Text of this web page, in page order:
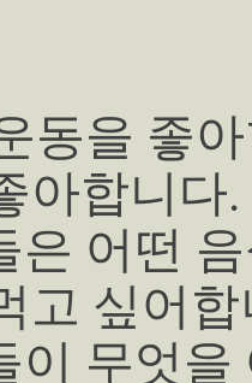
동을 좋
아합니다.
은 어떤
고 싶어
이 무엇